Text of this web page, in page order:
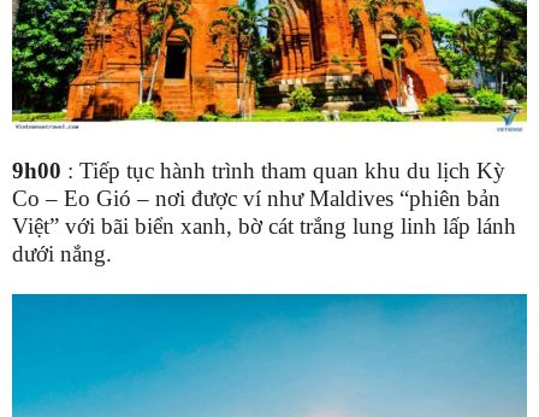
9h00 : Tiếp tục hành trình tham quan khu du lịch Kỳ
Co – Eo Gió – nơi được ví như Maldives “phiên bản
Việt” với bãi biển xanh, bờ cát trắng lung linh lấp lánh
dưới nắng.